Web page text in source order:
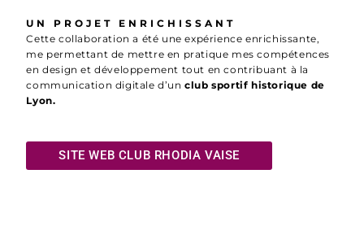
UN PROJET ENRICHISSANT
Cette collaboration a été une expérience enrichissante,
me permettant de mettre en pratique mes compétences
en design et développement tout en contribuant à la
communication digitale d’unclub sportif historique de
Lyon.
SITE WEB CLUB RHODIA VAISE